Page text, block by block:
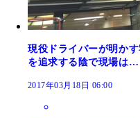
現役ドライバーが明か
を追求する陰で現場は…
2017年03月18日 06:00